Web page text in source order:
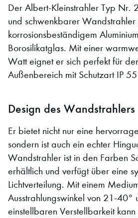
Der Albert-Kleinstrahler Typ Nr.
und schwenkbarer Wandstrahler
korrosionsbeständigem
Borosilikatglas. Mit einer
Watt eignet er sich perfekt für
Außenbereich mit Schutzart IP
Design des Wandstrahlers
Er bietet nicht nur eine
sondern ist auch ein echter
Wandstrahler ist in den Farben
erhältlich und verfügt über eine
Lichtverteilung. Mit einem
Ausstrahlungswinkel von 21-40°
einstellbaren Verstellbarkeit kann